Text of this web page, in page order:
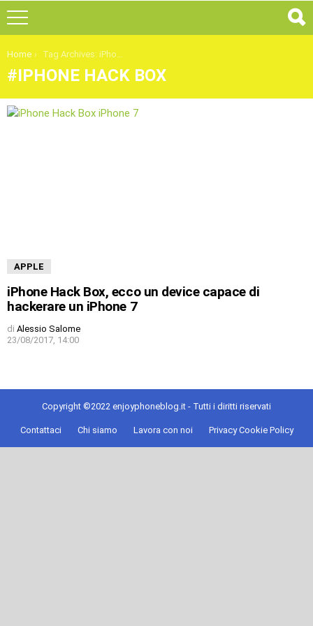
You are here:
Home Tag Archives: iPhone Hack Box
IPHONE HACK BOX
ULTIMI
APPLE
iPhone Hack Box, ecco un device capace di
hackerare un iPhone 7
di Alessio Salome
23/08/2017, 14:00
Copyright ©2022 enjoyphoneblog.it - Tutti i diritti riservati
Contattaci Chi siamo Lavora con noi Privacy Cookie Policy